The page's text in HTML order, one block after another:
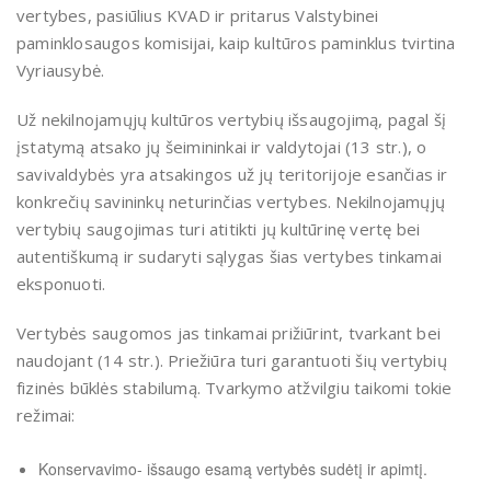
vertybes, pasiūlius KVAD ir pritarus Valstybinei
paminklosaugos komisijai, kaip kultūros paminklus tvirtina
Vyriausybė.
Už nekilnojamųjų kultūros vertybių išsaugojimą, pagal šį
įstatymą atsako jų šeimininkai ir valdytojai (13 str.), o
savivaldybės yra atsakingos už jų teritorijoje esančias ir
konkrečių savininkų neturinčias vertybes. Nekilnojamųjų
vertybių saugojimas turi atitikti jų kultūrinę vertę bei
autentiškumą ir sudaryti sąlygas šias vertybes tinkamai
eksponuoti.
Vertybės saugomos jas tinkamai prižiūrint, tvarkant bei
naudojant (14 str.). Priežiūra turi garantuoti šių vertybių
fizinės būklės stabilumą. Tvarkymo atžvilgiu taikomi tokie
režimai:
Konservavimo- išsaugo esamą vertybės sudėtį ir apimtį.